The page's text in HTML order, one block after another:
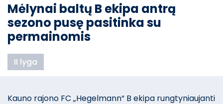
Mėlynai baltų B ekipa antrą
sezono pusę pasitinka su
permainomis
II lyga
Kauno rajono FC „Hegelmann“ B ekipa rungtyniaujanti